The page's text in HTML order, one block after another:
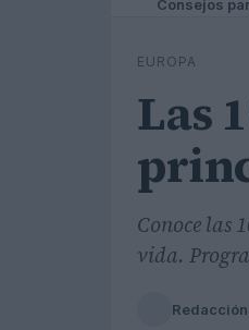
Consejos
EUROPA
Las
Conoce las
vida.